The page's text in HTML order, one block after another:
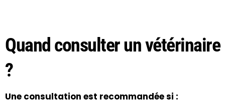
Quand consulter un vétérinaire
?
Une consultation est recommandée si :